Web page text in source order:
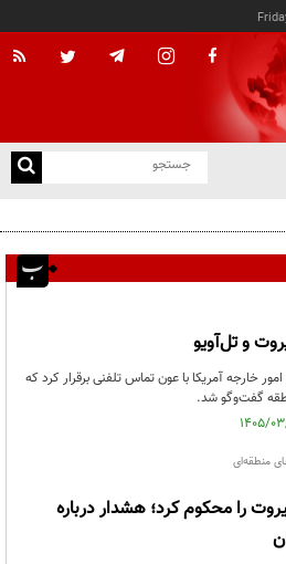
و تل‌آویو
خارجه آمریکا با عون تماس تلفنی برقرار کرد که
گفت‌وگو شد.
منطقه‌ای
را محکوم کرد؛ هشدار درباره